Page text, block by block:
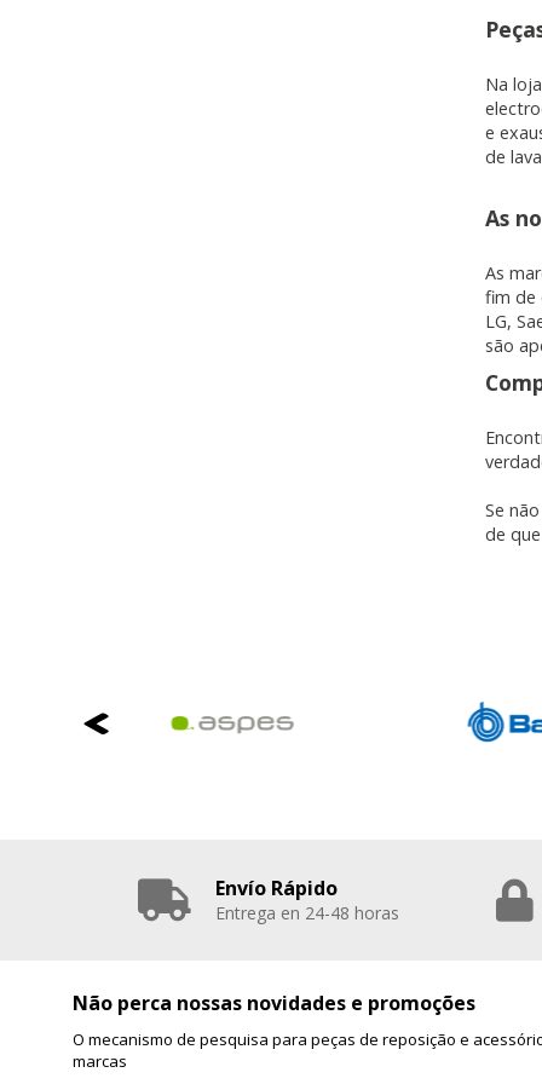
Na
e
de
As
As
fim de
LG,
são
Se
de
Envío Rápido
Entrega en 24-48 horas
Não perca nossas novidades e promoções
O mecanismo de pesquisa para peças de reposição e
marcas
Estas cookies pueden ser
empresas para crear un perfil
personal, sino que se basan
_evAd, _evCoupon,
GUARDAR
Puedes volver a configurar tus